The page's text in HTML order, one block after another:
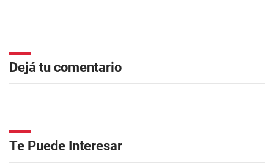
Dejá tu comentario
Te Puede Interesar